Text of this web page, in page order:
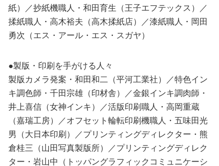
紙）／抄紙機職人・和田育生（王子エフテックス）／
揉紙職人・高木裕夫（高木揉紙店）／漆紙職人・岡田
勇次（エス・アール・エス・スガヤ）
●製版・印刷を手がける人々
製版カメラ発案・和田和二（平河工業社）／特色イン
キ調色師・千田宗雄（印材舎）／金銀インキ調肉師・
井上喜信（女神インキ）／活版印刷職人・高岡重蔵
（嘉瑞工房）／オフセット輪転印刷機職人・五味田光
男（大日本印刷）／プリンティングディレクター・熊
倉桂三（山田写真製版所）／プリンティングディレク
ター・岩山中（トッパングラフィックコミュニケーシ